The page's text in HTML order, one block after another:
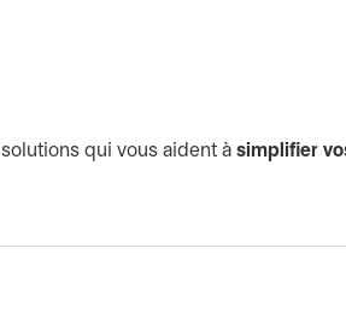
qui vous aident à simplifier